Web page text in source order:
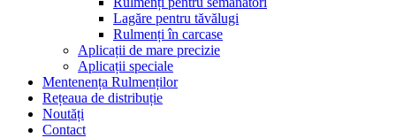
Lagăre pentru tăvălugi
Rulmenți în carcase
Aplicații de mare precizie
Aplicații speciale
Mentenența Rulmenților
Rețeaua de distribuție
Noutăți
Contact